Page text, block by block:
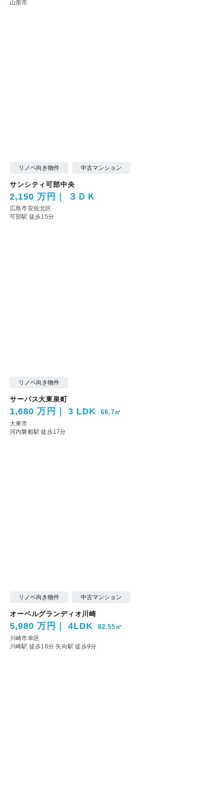
山形市
リノベ向き物件 中古マンション
サンシティ可部中央
2,150 万円 ３ＤＫ
広島市安佐北区
可部駅 徒歩15分
リノベ向き物件
サーパス大東泉町
1,680 万円 3 LDK 66.7㎡
大東市
河内磐船駅 徒歩17分
リノベ向き物件 中古マンション
オーベルグランディオ川崎
5,980 万円 4LDK 82.55㎡
川崎市幸区
川崎駅 徒歩16分 矢向駅 徒歩9分